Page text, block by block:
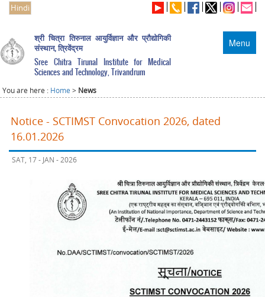
Hindi
Menu
श्री चित्रा तिरुनाल आयुर्विज्ञान और प्रौद्योगिकी
संस्थान, त्रिवेंद्रम
Sree Chitra Tirunal Institute for Medical
Sciences and Technology, Trivandrum
You are here : Home > News
Notice - SCTIMST Convocation 2026, dated
16.01.2026
SAT, 17 - JAN - 2026